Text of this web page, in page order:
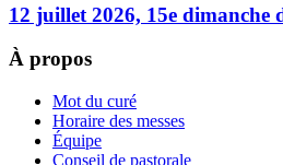
12 juillet 2026, 15e dimanche
À propos
Mot du curé
Horaire des messes
Équipe
Conseil de pastorale